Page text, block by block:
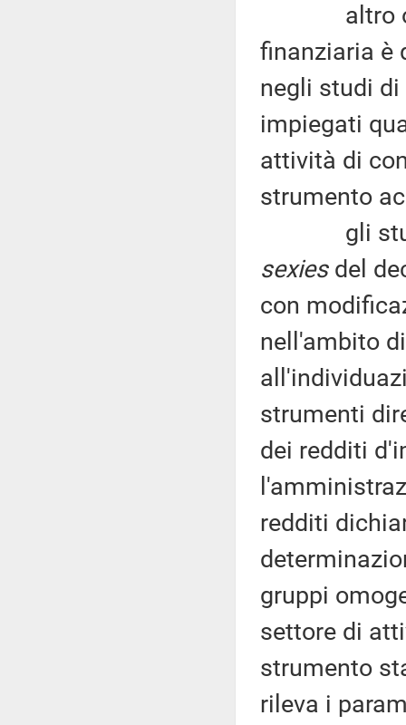
altro
finanziaria è
negli studi
impiegati
attività di
strumento
gli studi
sexiesdel
con
nell'ambito
strumenti
dei redditi
redditi
gruppi
settore di
strumento
rileva i